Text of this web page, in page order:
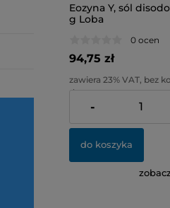
Eozyna Y, sól
g Loba
0 ocen
94,75 zł
zawiera 23% VAT, bez
dostawy
Cena netto:
-
do koszyka